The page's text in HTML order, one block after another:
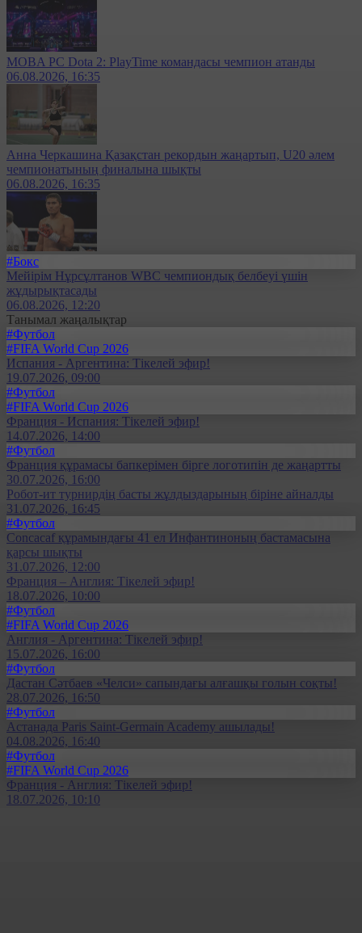
MOBA PC Dota 2: PlayTime командасы чемпион атанды
06.08.2026, 16:35
Анна Черкашина Қазақстан рекордын жаңартып, U20 әлем
чемпионатының финалына шықты
06.08.2026, 16:35
#Бокс
Мейірім Нұрсұлтанов WBC чемпиондық белбеуі үшін
жұдырықтасады
06.08.2026, 12:20
Танымал жаңалықтар
#Футбол
#FIFA World Cup 2026
Испания - Аргентина: Тікелей эфир!
19.07.2026, 09:00
#Футбол
#FIFA World Cup 2026
Франция - Испания: Тікелей эфир!
14.07.2026, 14:00
#Футбол
Франция құрамасы бапкерімен бірге логотипін де жаңартты
30.07.2026, 16:00
Робот-ит турнирдің басты жұлдыздарының біріне айналды
31.07.2026, 16:45
#Футбол
Concacaf құрамындағы 41 ел Инфантиноның бастамасына
қарсы шықты
31.07.2026, 12:00
Франция – Англия: Тікелей эфир!
18.07.2026, 10:00
#Футбол
#FIFA World Cup 2026
Англия - Аргентина: Тікелей эфир!
15.07.2026, 16:00
#Футбол
Дастан Сәтбаев «Челси» сапындағы алғашқы голын соқты!
28.07.2026, 16:50
#Футбол
Астанада Paris Saint-Germain Academy ашылады!
04.08.2026, 16:40
#Футбол
#FIFA World Cup 2026
Франция - Англия: Тікелей эфир!
18.07.2026, 10:10